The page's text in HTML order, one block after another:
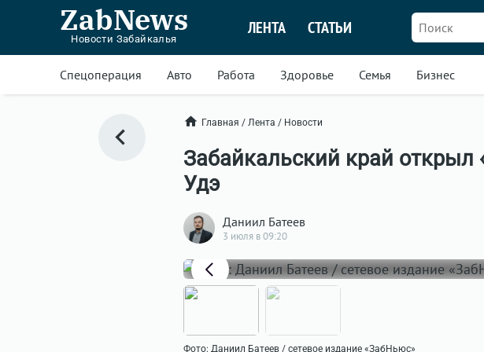
ZabNews
Новости Забайкалья
ЛЕНТА СТАТЬИ
Спецоперация Авто Работа Здоровье Семья Бизнес
Главная / Лента / Новости
Забайкальский край открыл
Удэ
Даниил Батеев
3 июля в 09:20
Фото: Даниил Батеев / сетевое издание «ЗабНьюс»